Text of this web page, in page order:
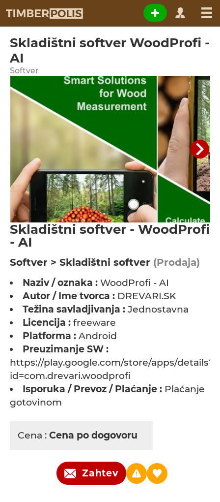
Skladištni softver WoodProfi -
AI
Softver
Skladištni softver - WoodProfi
- AI
Softver > Skladištni softver (Prodaja)
Naziv / oznaka : WoodProfi - AI
Autor / Ime tvorca : DREVARI.SK
Težina savladjivanja : Jednostavna
Licencija : freeware
Platforma : Android
Preuzimanje SW :
https://play.google.com/store/apps/details?
id=com.drevari.woodprofi
Isporuka / Prevoz / Plaćanje : Plaćanje
gotovinom
Cena : Cena po dogovoru
Zahtev